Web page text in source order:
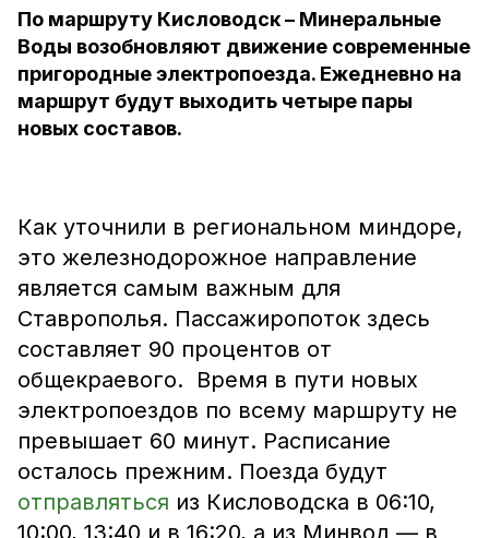
По маршруту Кисловодск – Минеральные
Воды возобновляют движение современные
пригородные электропоезда. Ежедневно на
маршрут будут выходить четыре пары
новых составов.
Как уточнили в региональном миндоре,
это железнодорожное направление
является самым важным для
Ставрополья. Пассажиропоток здесь
составляет 90 процентов от
общекраевого. Время в пути новых
электропоездов по всему маршруту не
превышает 60 минут. Расписание
осталось прежним. Поезда будут
отправляться из Кисловодска в 06:10,
10:00, 13:40 и в 16:20, а из Минвод — в